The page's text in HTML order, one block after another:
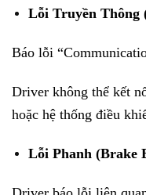
Lỗi Truyền Thông
Báo lỗi
Driver không thể kết
hoặc hệ thống điều
Lỗi Phanh (Brake